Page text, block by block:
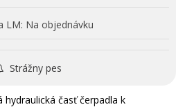
LM: Na objednávku
Strážny pes
časť čerpadla k